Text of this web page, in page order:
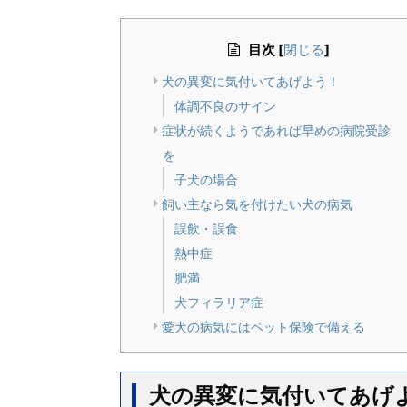
目次 [閉じる]
犬の異変に気付いてあげよう！
体調不良のサイン
症状が続くようであれば早めの病院受診
を
子犬の場合
飼い主なら気を付けたい犬の病気
誤飲・誤食
熱中症
肥満
犬フィラリア症
愛犬の病気にはペット保険で備える
犬の異変に気付いてあげ